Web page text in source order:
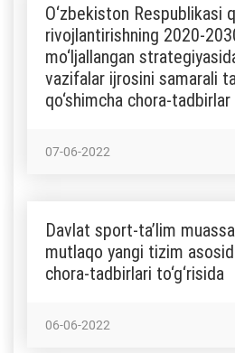
O‘zbekiston Respublikasi
rivojlantirishning 2020-
mo‘ljallangan
vazifalar ijrosini samarali
qo‘shimcha chora-tadbirlar
07-06-2022
Davlat sport-ta’lim
mutlaqo yangi tizim
chora-tadbirlari to‘g‘risida
06-06-2022